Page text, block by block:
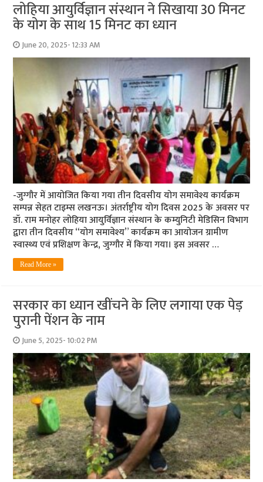
लोहिया आयुर्विज्ञान संस्थान ने सिखाया 30 मिनट
के योग के साथ 15 मिनट का ध्यान
June 20, 2025- 12:33 AM
-जुग्गौर में आयोजित किया गया तीन दिवसीय योग समावेश्य कार्यक्रम
सम्पन्न सेहत टाइम्स लखनऊ। अंतर्राष्ट्रीय योग दिवस 2025 के अवसर पर
डॉ. राम मनोहर लोहिया आयुर्विज्ञान संस्थान के कम्युनिटी मेडिसिन विभाग
द्वारा तीन दिवसीय “योग समावेश्य” कार्यक्रम का आयोजन ग्रामीण
स्वास्थ्य एवं प्रशिक्षण केन्द्र, जुग्गौर में किया गया। इस अवसर …
Read More »
सरकार का ध्यान खींचने के लिए लगाया एक पेड़
पुरानी पेंशन के नाम
June 5, 2025- 10:02 PM